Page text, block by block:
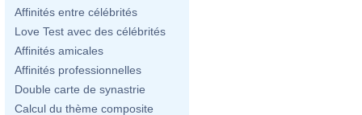
Affinités entre célébrités
Love Test avec des célébrités
Affinités amicales
Affinités professionnelles
Double carte de synastrie
Calcul du thème composite